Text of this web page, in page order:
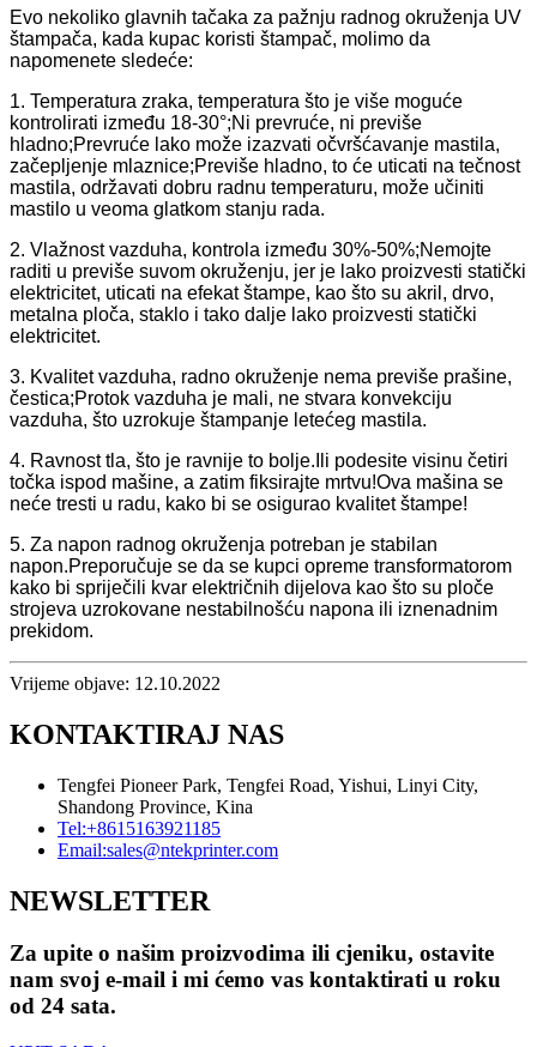
Evo nekoliko glavnih tačaka za pažnju radnog okruženja UV
štampača, kada kupac koristi štampač, molimo da
napomenete sledeće:
1. Temperatura zraka, temperatura što je više moguće
kontrolirati između 18-30°;Ni prevruće, ni previše
hladno;Prevruće lako može izazvati očvršćavanje mastila,
začepljenje mlaznice;Previše hladno, to će uticati na tečnost
mastila, održavati dobru radnu temperaturu, može učiniti
mastilo u veoma glatkom stanju rada.
2. Vlažnost vazduha, kontrola između 30%-50%;Nemojte
raditi u previše suvom okruženju, jer je lako proizvesti statički
elektricitet, uticati na efekat štampe, kao što su akril, drvo,
metalna ploča, staklo i tako dalje lako proizvesti statički
elektricitet.
3. Kvalitet vazduha, radno okruženje nema previše prašine,
čestica;Protok vazduha je mali, ne stvara konvekciju
vazduha, što uzrokuje štampanje letećeg mastila.
4. Ravnost tla, što je ravnije to bolje.Ili podesite visinu četiri
točka ispod mašine, a zatim fiksirajte mrtvu!Ova mašina se
neće tresti u radu, kako bi se osigurao kvalitet štampe!
5. Za napon radnog okruženja potreban je stabilan
napon.Preporučuje se da se kupci opreme transformatorom
kako bi spriječili kvar električnih dijelova kao što su ploče
strojeva uzrokovane nestabilnošću napona ili iznenadnim
prekidom.
Vrijeme objave: 12.10.2022
KONTAKTIRAJ NAS
Tengfei Pioneer Park, Tengfei Road, Yishui, Linyi City,
Shandong Province, Kina
Tel:+8615163921185
Email:sales@ntekprinter.com
NEWSLETTER
Za upite o našim proizvodima ili cjeniku, ostavite
nam svoj e-mail i mi ćemo vas kontaktirati u roku
od 24 sata.